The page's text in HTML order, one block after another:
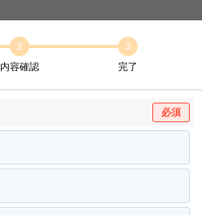
2
内容確認
3
完了
必須